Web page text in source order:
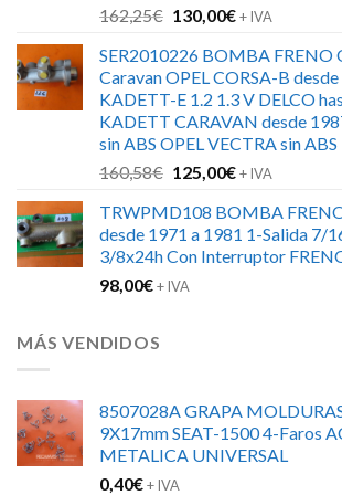
162,25€ El
original
era:
162,25€.
130,00€El
actual
es:
130,00€.
+ IVA
SER2010226 BOMBA FRENO
Caravan OPEL CORSA-B
KADETT-E 1.2 1.3 V DELCO
KADETT CARAVAN desde
sin ABS OPEL VECTRA sin ABS
160,58€ El
original
era:
160,58€.
125,00€El
actual
es:
125,00€.
+ IVA
TRWPMD108 BOMBA
desde 1971 a 1981 1-Salida 7/
3/8x24h Con Interruptor
98,00€+ IVA
MÁS VENDIDOS
8507028A GRAPA
9X17mm SEAT-1500 4-Faros
METALICA UNIVERSAL
0,40€+ IVA